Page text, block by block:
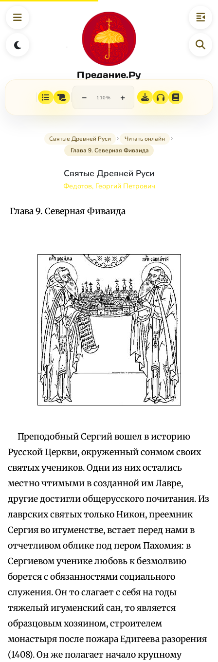
Предание.Ру
− 110% +
Святые Древней Руси
Читать онлайн
Глава 9. Северная Фиваида
Святые Древней Руси
Федотов, Георгий Петрович
Глава 9. Северная Фиваида
Преподобный Сергий вошел в историю
Русской Церкви, окруженный сонмом своих
святых учеников. Одни из них остались
местно чтимыми в созданной им Лавре,
другие достигли общерусского почитания. Из
лаврских святых только Никон, преемник
Сергия во игуменстве, встает перед нами в
отчетливом облике под пером Пахомия: в
Сергиевом ученике любовь к безмолвию
борется с обязанностями социального
служения. Он то слагает с себя на годы
тяжелый игуменский сан, то является
образцовым хозяином, строителем
монастыря после пожара Едигеева разорения
(1408). Он же полагает начало крупному